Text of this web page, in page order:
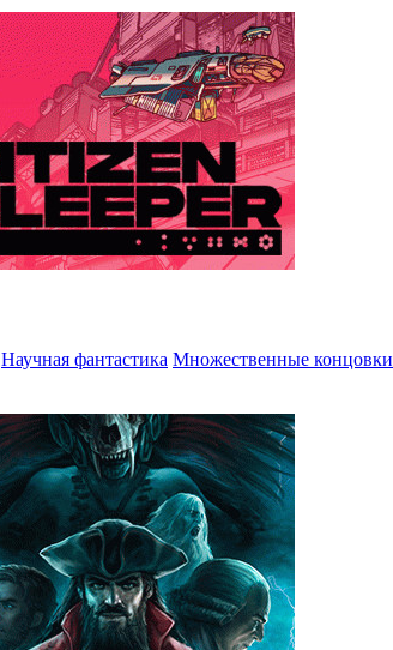
Научная фантастика Множественные концовки